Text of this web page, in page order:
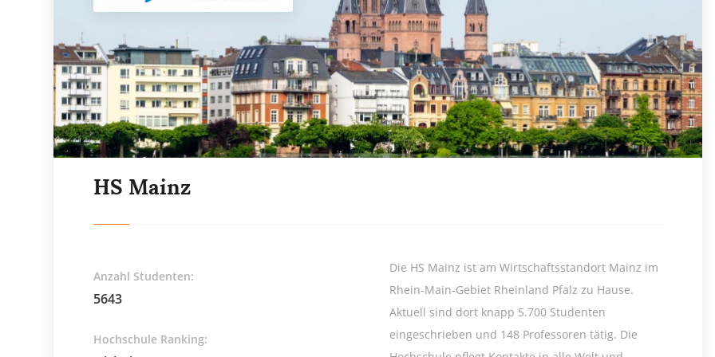
HS Mainz
Anzahl Studenten:
5643
Hochschule Ranking:
Die HS Mainz ist am Wirtschaftsstandort Mainz im
Rhein-Main-Gebiet Rheinland Pfalz zu Hause.
Aktuell sind dort knapp 5.700 Studenten
eingeschrieben und 148 Professoren tätig. Die